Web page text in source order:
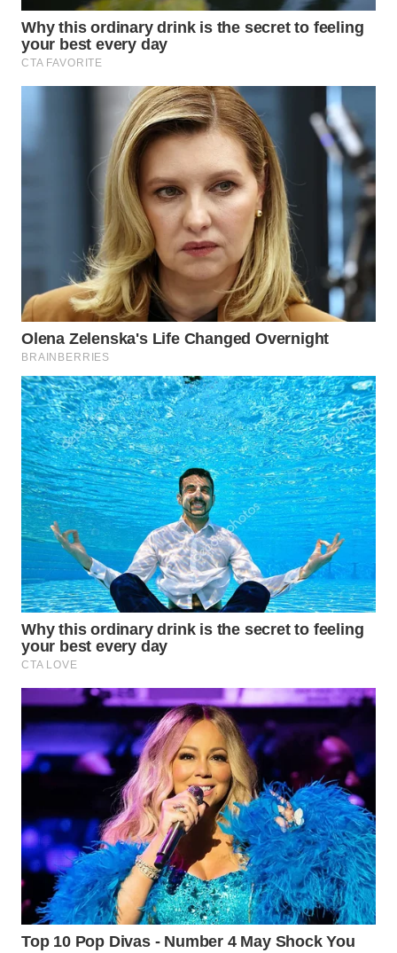
WN
DEPOK
PADANG
LAWAS
WN
SUMEDANG
WN
CIANJUR
WN
KEPULAUAN
SERIBU
WN
TANGERANG
WN
BINJAI
CIREBON
WN
INDRAMAYU
KUNINGAN
WN
MAJALENGKA
WN